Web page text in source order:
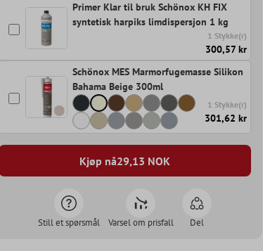
Primer Klar til bruk Schönox KH FIX
syntetisk harpiks limdispersjon 1 kg
1 Stykke(r)
300,57 kr
Schönox MES Marmorfugemasse Silikon
Bahama Beige 300ml
1 Stykke(r)
301,62 kr
Kjøp nå29,13 NOK
Still et spørsmål Varsel om prisfall Del